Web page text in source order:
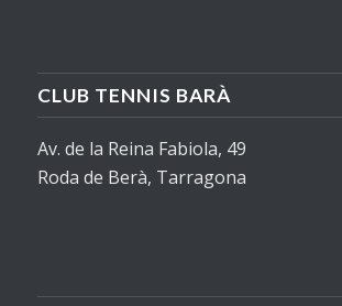
CLUB TENNIS BARÀ
Av. de la Reina Fabiola, 49
Roda de Berà, Tarragona